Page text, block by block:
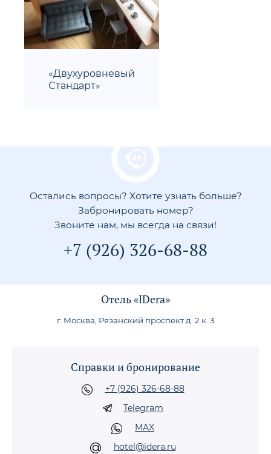
«Двухуровневый
Стандарт»
Остались вопросы? Хотите узнать больше?
Забронировать номер?
Звоните нам, мы всегда на связи!
+7 (926) 326-68-88
Отель «IDera»
г. Москва, Рязанский проспект д. 2 к. 3
Справки и бронирование
+7 (926) 326-68-88
Telegram
MAX
hotel@idera.ru